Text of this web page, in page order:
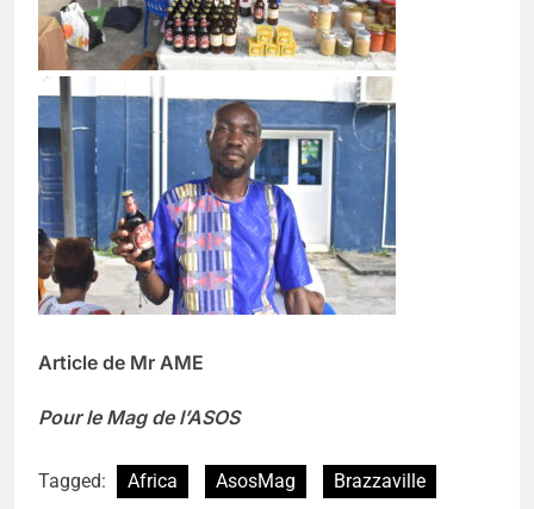
Article de Mr AME
Pour le Mag de l’ASOS
Tagged: Africa AsosMag
Brazzaville